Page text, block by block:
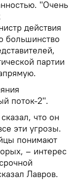
"Очень
действия
большинство
партии
поток-2".
что он
эти угрозы.
понимают
– интерес
Лавров.